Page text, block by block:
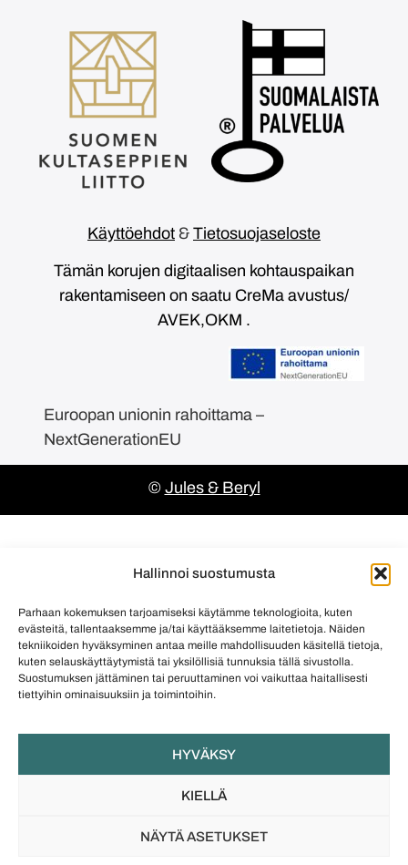
Hallinnoi suostumusta
Parhaan kokemuksen tarjoamiseksi käytämme teknologioita, kuten
evästeitä, tallentaaksemme ja/tai käyttääksemme laitetietoja. Näiden
tekniikoiden hyväksyminen antaa meille mahdollisuuden käsitellä tietoja,
kuten selauskäyttäytymistä tai yksilöllisiä tunnuksia tällä sivustolla.
Suostumuksen jättäminen tai peruuttaminen voi vaikuttaa haitallisesti
tiettyihin ominaisuuksiin ja toimintoihin.
HYVÄKSY
KIELLÄ
NÄYTÄ ASETUKSET
Käyttöehdot & Tietosuojaseloste
Tämän korujen digitaalisen kohtauspaikan
rakentamiseen on saatu CreMa avustus/
AVEK,OKM .
Euroopan unionin rahoittama –
NextGenerationEU
© Jules & Beryl